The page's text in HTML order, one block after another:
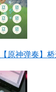
【原神弹奏】